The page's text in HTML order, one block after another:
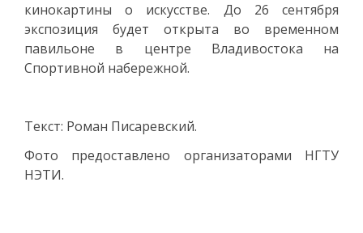
кинокартины о искусстве. До 26 сентября
экспозиция будет открыта во временном
павильоне в центре Владивостока на
Спортивной набережной.
Текст: Роман Писаревский.
Фото предоставлено организаторами НГТУ
НЭТИ.